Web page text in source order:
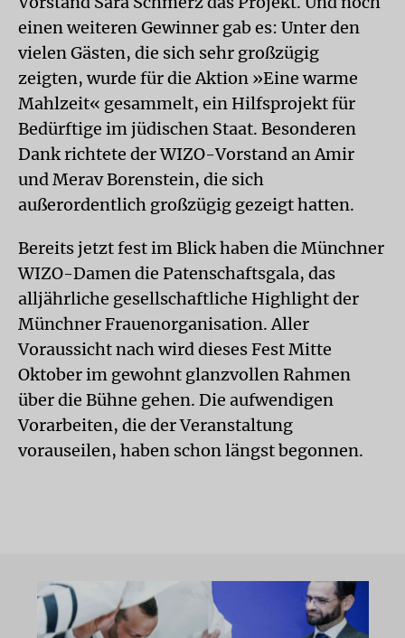
einen weiteren Gewinner gab es: Unter den
vielen Gästen, die sich sehr großzügig
zeigten, wurde für die Aktion »Eine warme
Mahlzeit« gesammelt, ein Hilfsprojekt für
Bedürftige im jüdischen Staat. Besonderen
Dank richtete der WIZO-Vorstand an Amir
und Merav Borenstein, die sich
außerordentlich großzügig gezeigt hatten.
Bereits jetzt fest im Blick haben die Münchner
WIZO-Damen die Patenschaftsgala, das
alljährliche gesellschaftliche Highlight der
Münchner Frauenorganisation. Aller
Voraussicht nach wird dieses Fest Mitte
Oktober im gewohnt glanzvollen Rahmen
über die Bühne gehen. Die aufwendigen
Vorarbeiten, die der Veranstaltung
vorauseilen, haben schon längst begonnen.